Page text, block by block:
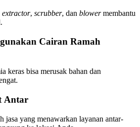
extractor, scrubber, dan blowermembantu
Cairan Ramah
keras bisa merusak bahan dan
Antar
jasa yang menawarkan layanan antar-